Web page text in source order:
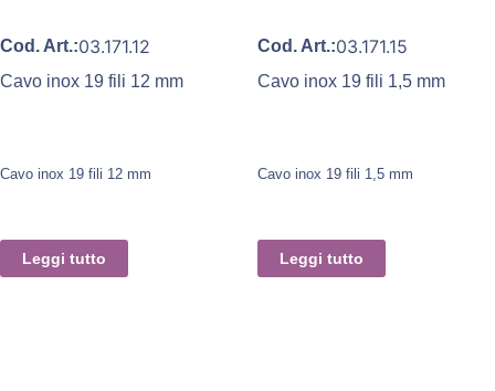
Cod. Art.:03.171.12
Cavo inox 19 fili 12 mm
Cavo inox 19 fili 12 mm
Leggi tutto
Cod. Art.:03.171.15
Cavo inox 19 fili 1,5 mm
Cavo inox 19 fili 1,5 mm
Leggi tutto